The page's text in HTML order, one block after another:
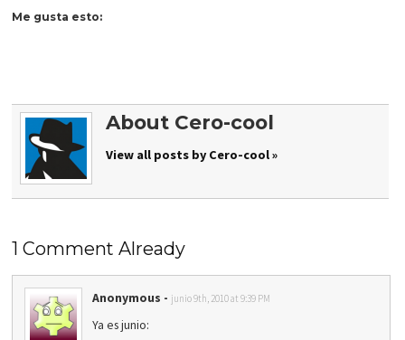
Me gusta esto:
About Cero-cool
View all posts by Cero-cool »
1 Comment Already
Anonymous - junio 9th, 2010 at 9:39 PM
Ya es junio: